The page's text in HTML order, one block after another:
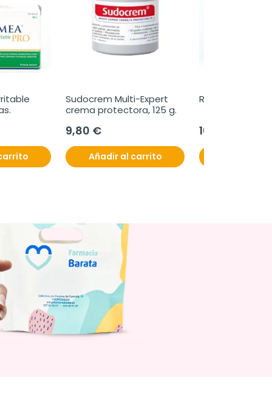
Sudocrem Multi-Expert
crema protectora, 125 g.
9,80 €
Añadir al carrito
Remiren, 30
16,99 €